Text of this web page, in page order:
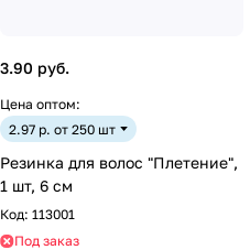
3.90 руб.
Цена оптом:
2.97 р. от 250 шт
Резинка для волос "Плетение",
1 шт, 6 см
Код: 113001
Под заказ